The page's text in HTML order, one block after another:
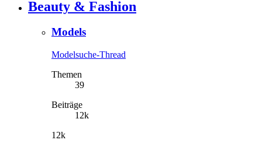
Beauty & Fashion
Models
Modelsuche-Thread
Themen
39
Beiträge
12k
12k